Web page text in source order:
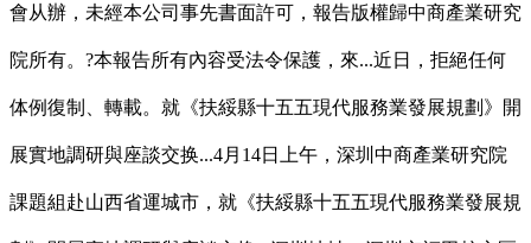
會从辦，未經本公司事先書面許可，報告版權歸中商產業研究
院所有。?本報告所有內容受法令保護，來...近日，拒絕任何
体例復制、轉載。就《扶綏縣十五五現代服務業發展規劃》開
展實地調研與座談交换...4月14日上午，深圳中商產業研究院
課題組赴山西省運城市，就《扶綏縣十五五現代服務業發展規